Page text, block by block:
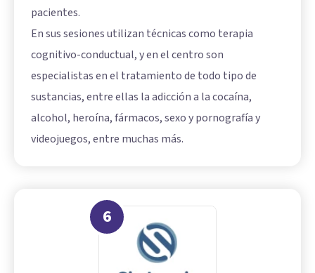
pacientes.
En sus sesiones utilizan técnicas como terapia
cognitivo-conductual, y en el centro son
especialistas en el tratamiento de todo tipo de
sustancias, entre ellas la adicción a la cocaína,
alcohol, heroína, fármacos, sexo y pornografía y
videojuegos, entre muchas más.
6